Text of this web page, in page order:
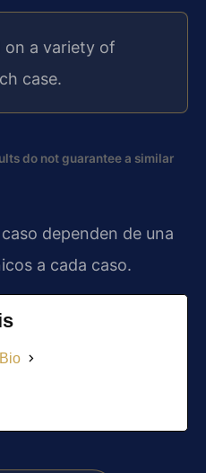
on a variety of
case.
do not guarantee a similar
dependen de una
a cada caso.